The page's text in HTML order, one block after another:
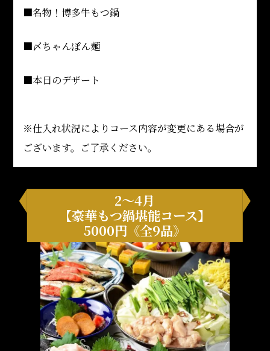
■名物！博多牛もつ鍋
■〆ちゃんぽん麺
■本日のデザート
※仕入れ状況によりコース内容が変更にある場合が
ございます。ご了承ください。
2～4月
【豪華もつ鍋堪能コース】
5000円《全9品》